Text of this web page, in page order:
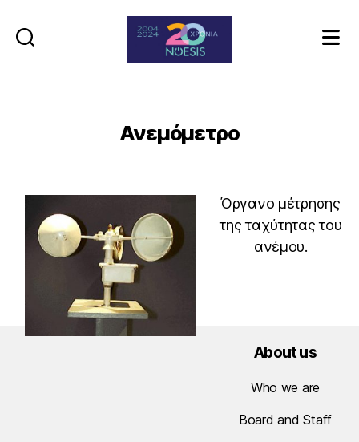
Ανεμόμετρο
Όργανο μέτρησης
της ταχύτητας του
ανέμου.
About us
Who we are
Board and Staff